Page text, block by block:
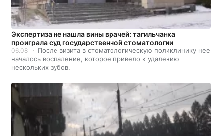
Экспертиза не нашла вины врачей: тагильчанка
проиграла суд государственной стоматологии
06.08
После визита в стоматологическую поликлинику нее
началось воспаление, которое привело к удалению
нескольких зубов.